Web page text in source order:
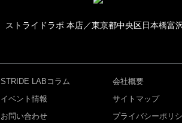
ストライドラボ 本店／東京都中央区日本橋富
STRIDE LABコラム
イベント情報
お問い合わせ
会社概要
サイトマップ
プライバシーポリ